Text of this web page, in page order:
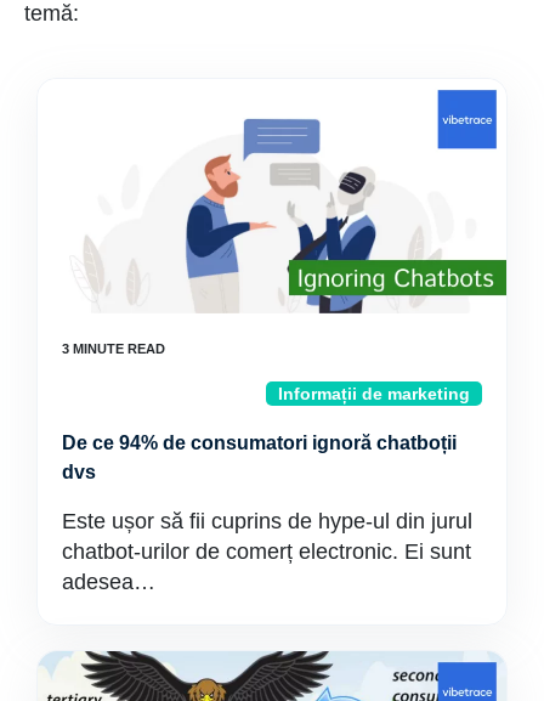
temă:
Informații de marketing
De ce 94% de consumatori ignoră chatboții
dvs
Este ușor să fii cuprins de hype-ul din jurul
chatbot-urilor de comerț electronic. Ei sunt
adesea…